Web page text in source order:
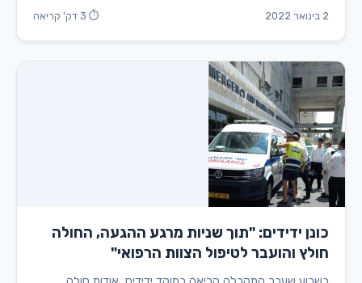
2 בינואר 2022 ⏱ 3 דק' קריאה
כונן ידידים: "תוך שניות מרגע ההגעה, החולה
חולץ והועבר לטיפול הצוות הרפואי"